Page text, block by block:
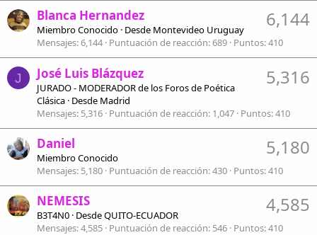
6,144
Blanca Hernandez
Miembro Conocido · Desde Montevideo Uruguay
Mensajes 6,144 Puntuación de reacción 689 Puntos 410
J 5,316
José Luis Blázquez
JURADO - MODERADOR de los Foros de Poética
Clásica · Desde Madrid
Mensajes 5,316 Puntuación de reacción 1,047 Puntos 410
5,180
Daniel
Miembro Conocido
Mensajes 5,180 Puntuación de reacción 430 Puntos 410
4,585
NEMESIS
B3T4N0 · DesdeQUITO-ECUADOR
Mensajes 4,585 Puntuación de reacción 546 Puntos 410